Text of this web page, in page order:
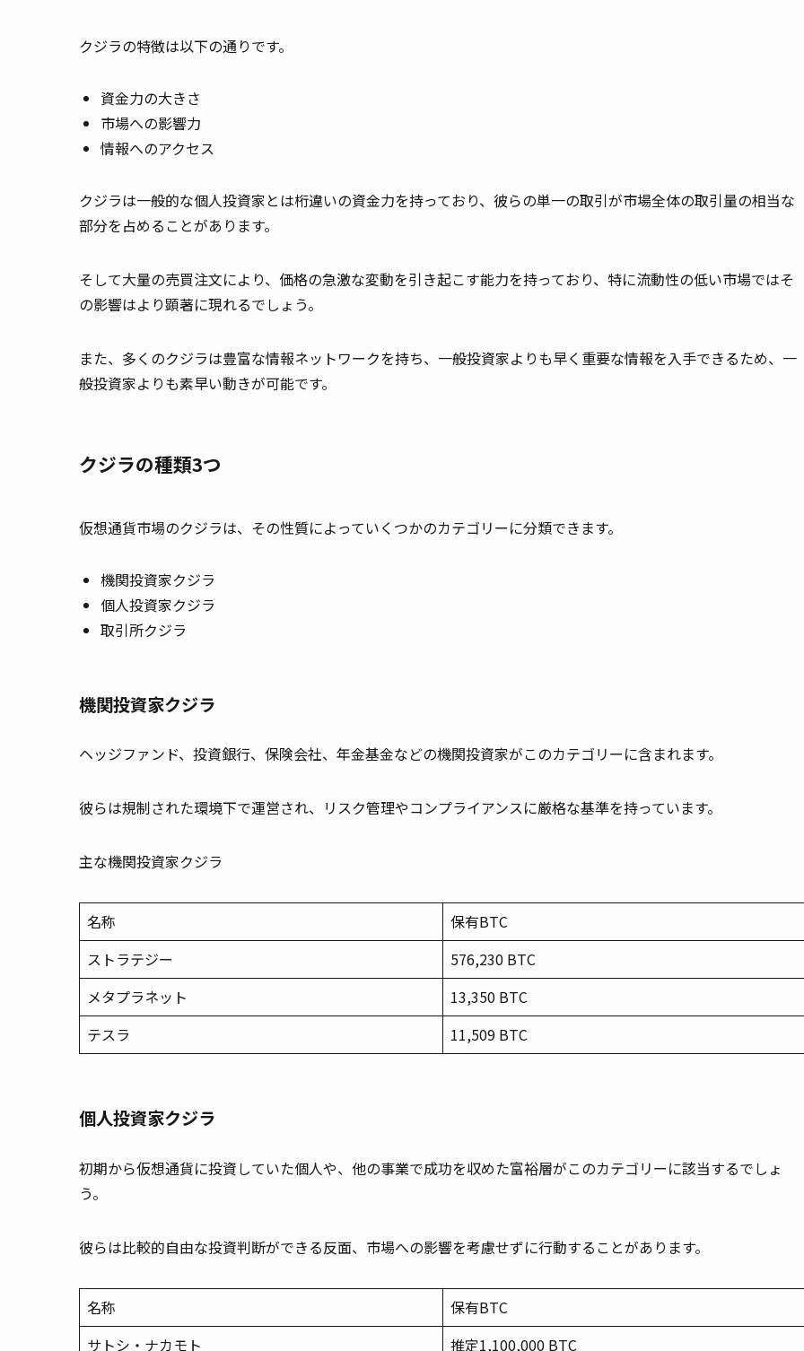
クジラの特徴は以下の通りです。
資金力の大きさ
市場への影響力
情報へのアクセス
クジラは一般的な個人投資家とは桁違いの資金力を持っており、彼らの単一の取引が市場全体の取引量の相当な
部分を占めることがあります。
そして大量の売買注文により、価格の急激な変動を引き起こす能力を持っており、特に流動性の低い市場ではそ
の影響はより顕著に現れるでしょう。
また、多くのクジラは豊富な情報ネットワークを持ち、一般投資家よりも早く重要な情報を入手できるため、一
般投資家よりも素早い動きが可能です。
クジラの種類3つ
仮想通貨市場のクジラは、その性質によっていくつかのカテゴリーに分類できます。
機関投資家クジラ
個人投資家クジラ
取引所クジラ
機関投資家クジラ
ヘッジファンド、投資銀行、保険会社、年金基金などの機関投資家がこのカテゴリーに含まれます。
彼らは規制された環境下で運営され、リスク管理やコンプライアンスに厳格な基準を持っています。
主な機関投資家クジラ
名称
保有BTC
ストラテジー
576,230 BTC
メタプラネット
13,350 BTC
テスラ
11,509 BTC
個人投資家クジラ
初期から仮想通貨に投資していた個人や、他の事業で成功を収めた富裕層がこのカテゴリーに該当するでしょ
う。
彼らは比較的自由な投資判断ができる反面、市場への影響を考慮せずに行動することがあります。
名称
保有BTC
サトシ・ナカモト
推定1,100,000 BTC